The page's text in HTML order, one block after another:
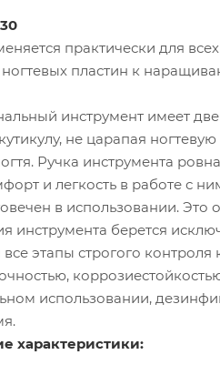
практически для
пластин к
инструмент имеет
не царапая
Ручка инструмента
и легкость в работе с
в использовании. Это
инструмента берется
этапы строгого контроля
использовании,
характеристики: